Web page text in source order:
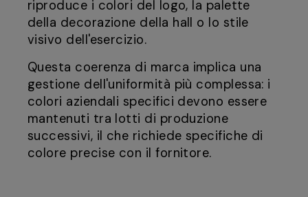
riproduce i colori del logo, la palette
della decorazione della hall o lo stile
visivo dell'esercizio.
Questa coerenza di marca implica una
gestione dell'uniformità più complessa: i
colori aziendali specifici devono essere
mantenuti tra lotti di produzione
successivi, il che richiede specifiche di
colore precise con il fornitore.